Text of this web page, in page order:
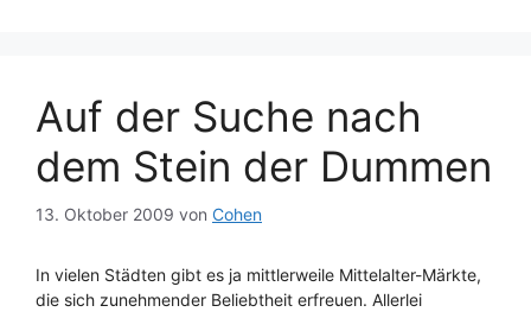
Auf der Suche nach
dem Stein der Dummen
13. Oktober 2009 von Cohen
In vielen Städten gibt es ja mittlerweile Mittelalter-Märkte,
die sich zunehmender Beliebtheit erfreuen. Allerlei